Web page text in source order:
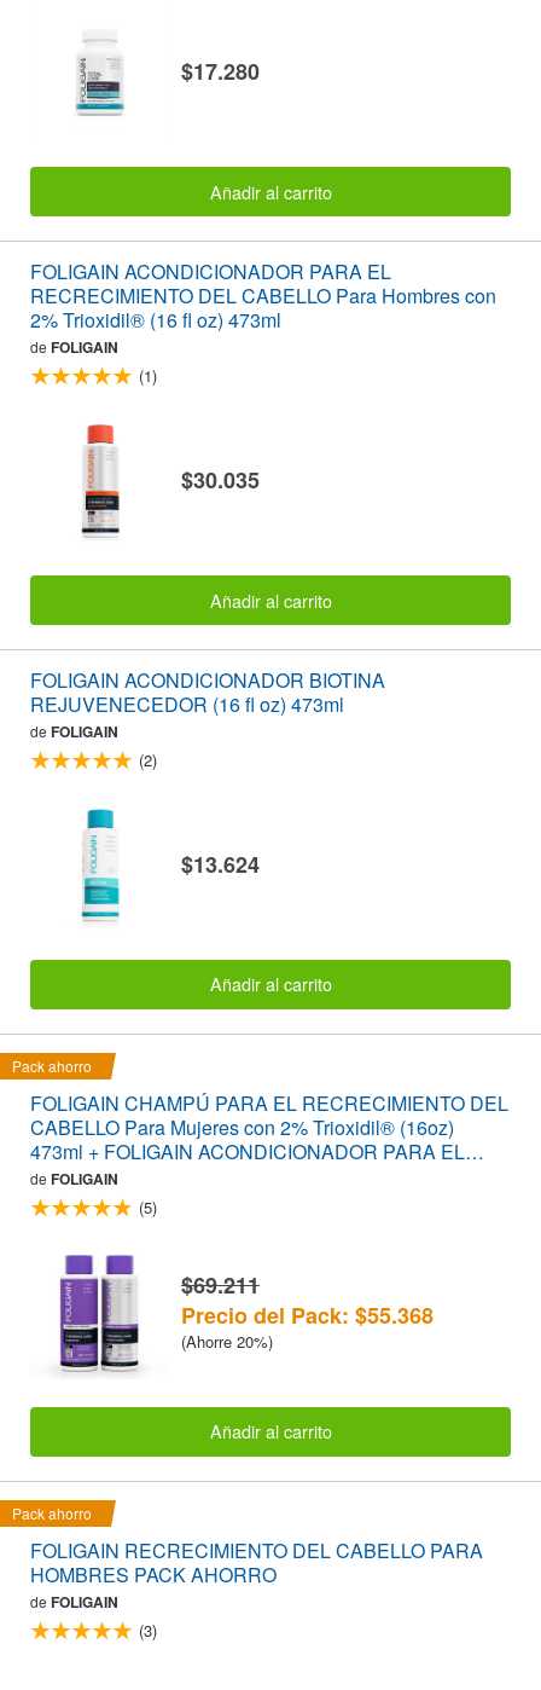
$17.280
Añadir al carrito
FOLIGAIN ACONDICIONADOR PARA EL
RECRECIMIENTO DEL CABELLO Para Hombres con
2% Trioxidil® (16 fl oz) 473ml
de FOLIGAIN
(1)
$30.035
Añadir al carrito
FOLIGAIN ACONDICIONADOR BIOTINA
REJUVENECEDOR (16 fl oz) 473ml
de FOLIGAIN
(2)
$13.624
Añadir al carrito
Pack ahorro
FOLIGAIN CHAMPÚ PARA EL RECRECIMIENTO DEL
CABELLO Para Mujeres con 2% Trioxidil® (16oz)
473ml + FOLIGAIN ACONDICIONADOR PARA EL
RECRECIMIENTO DEL CABELLO Para Mujeres con
2% Trioxidil® (16oz)473ml PACK AHORRO
de FOLIGAIN
(5)
$69.211
Precio del Pack: $55.368
(Ahorre 20%)
Añadir al carrito
Pack ahorro
FOLIGAIN RECRECIMIENTO DEL CABELLO PARA
HOMBRES PACK AHORRO
de FOLIGAIN
(3)